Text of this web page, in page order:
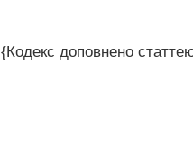
{Кодекс доповнено